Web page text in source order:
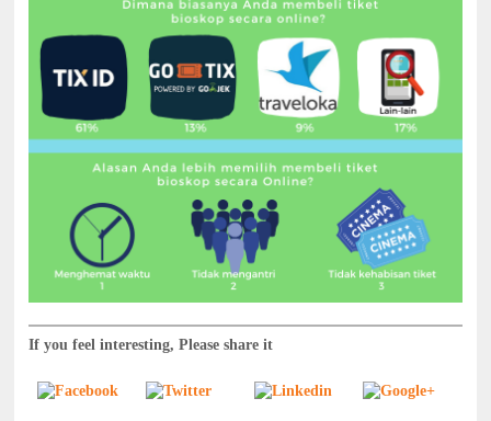
If you feel interesting, Please share it